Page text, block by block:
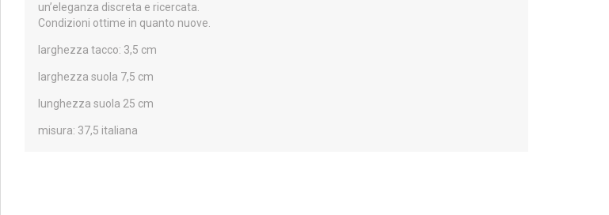
un’eleganza discreta e ricercata.
Condizioni ottime in quanto nuove.
larghezza tacco: 3,5 cm
larghezza suola 7,5 cm
lunghezza suola 25 cm
misura: 37,5 italiana